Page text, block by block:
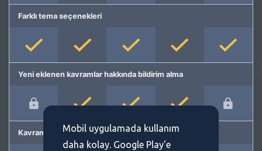
Farklı tema seçenekleri
Yeni eklenen kavramlar hakkında bildirim alma
Kavram önermeMobil uygulamada kullanım
daha kolay. Google Play'e